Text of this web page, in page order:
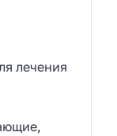
лечения